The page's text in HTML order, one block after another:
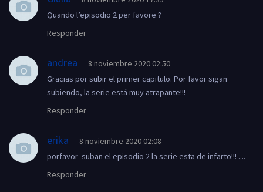
Quando l’episodio 2 per favore ?
Responder
andrea
8 noviembre 2020 02:50
Gracias por subir el primer capitulo. Por favor sigan
subiendo, la serie está muy atrapante!!!
Responder
erika
8 noviembre 2020 02:08
porfavor suban el episodio 2 la serie esta de infarto!!! ....
Responder